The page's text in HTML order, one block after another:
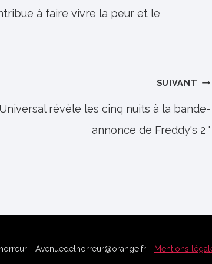
à faire vivre la peur et le
SUIVANT
Universal révèle les cinq nuits à la bande-
annonce de Freddy's 2 '
- Avenuedelhorreur@orange.fr - Mentions